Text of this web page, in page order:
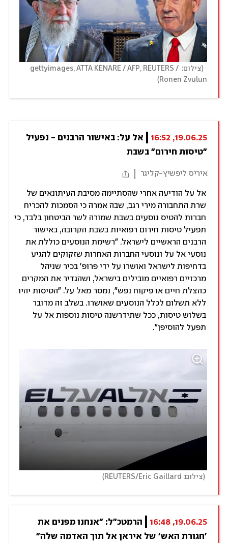
(
צילום: gettyimages, ATTA KENARE / AFP, REUTERS /
Ronen Zvulun
)
19.06.25, 16:52
"טיסות חירום" בשבת
איריס ליפשיץ-קליגר
אל על הודיעה אחרי שהסתיימה מסיבת העיתונאים של
שרת התחבורה מירי רגב, שבה אמרה כי הסמכות להכריח
חברות להטיס נוסעים בשבת שמורה לשר הביטחון בלבד, כי
תפעיל טיסות חירום רפואיות בשבת הקרובה, באישור
הרבנים הראשיים לישראל. "רשימת הנוסעים כוללת את
נוסעי אל על ונוסעי החברות האחרות שזקוקים להגיע
בדחיפות לישראל ואושרו על ידי פרופ' בכיר שניהל
מרכזיים רפואיים מובילים בישראל, ושהגדיר את המקרים
כהצלת חיים או פיקוח נפש", נמסר מאל על. "הטיסות יהיו
ללא תשלום לכלל הנוסעים שאושרו. בשלב זה מדובר
בשלוש טיסות, ככל שתידרשנה טיסות נוספות אל על
תפעל להוסיפן".
(צילום: REUTERS/Eric Gaillard )
19.06.25, 16:48
'חגורת האש' של איראן אל תוך האדמה שלה"